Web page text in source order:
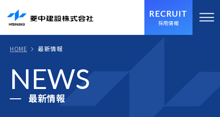
RECRUIT
採用情報
HOME 最新情報
NEWS
最新情報